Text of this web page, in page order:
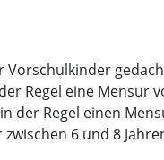
Regel eine
der Regel einen
6 und 8